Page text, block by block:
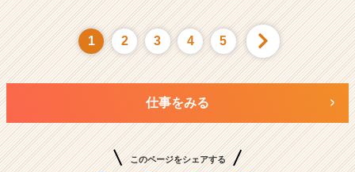
1 2 3 4 5
仕事をみる
このページをシェアする